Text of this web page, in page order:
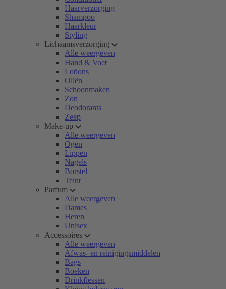
Haarverzorging
Shampoo
Haarkleur
Styling
Lichaamsverzorging
Alle weergeven
Hand & Voet
Lotions
Oliën
Schoonmaken
Zon
Deodorants
Zeep
Make-up
Alle weergeven
Ogen
Lippen
Nagels
Borstel
Teint
Parfum
Alle weergeven
Dames
Heren
Unisex
Accessoires
Alle weergeven
Afwas- en reinigingsmiddelen
Bags
Boeken
Drinkflessen